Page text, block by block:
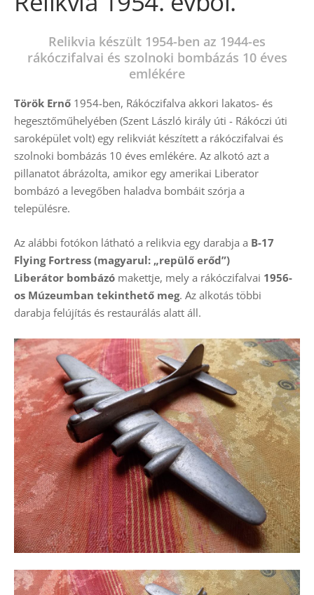
Relikvia készült 1954-ben az 1944-es
rákóczifalvai és szolnoki bombázás 10 éves
emlékére
Török Ernő 1954-ben, Rákóczifalva akkori lakatos- és
hegesztőműhelyében (Szent László király úti - Rákóczi úti
saroképület volt) egy relikviát készített a rákóczifalvai és
szolnoki bombázás 10 éves emlékére. Az alkotó azt a
pillanatot ábrázolta, amikor egy amerikai Liberator
bombázó a levegőben haladva bombáit szórja a
településre.
Az alábbi fotókon látható a relikvia egy darabja a B-17
Flying Fortress (magyarul: „repülő erőd”)
Liberátor bombázó makettje, mely a rákóczifalvai 1956-
os Múzeumban tekinthető meg. Az alkotás többi
darabja felújítás és restaurálás alatt áll.